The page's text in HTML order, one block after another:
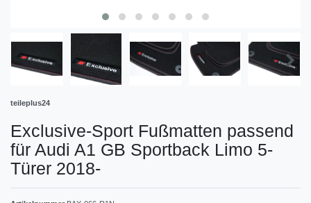
teileplus24
Exclusive-Sport Fußmatten passend
für Audi A1 GB Sportback Limo 5-
Türer 2018-